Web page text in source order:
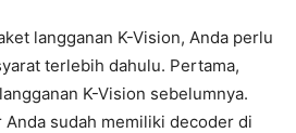
langganan K-Vision, Anda perlu
terlebih dahulu. Pertama,
K-Vision sebelumnya.
Anda sudah memiliki decoder di